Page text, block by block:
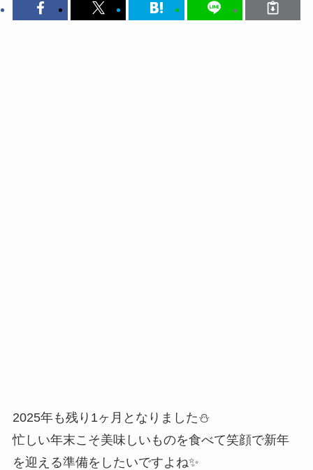
2025年も残り1ヶ月となりました⛄️
忙しい年末こそ美味しいものを食べて笑顔で新年
を迎える準備をしたいですよね✨